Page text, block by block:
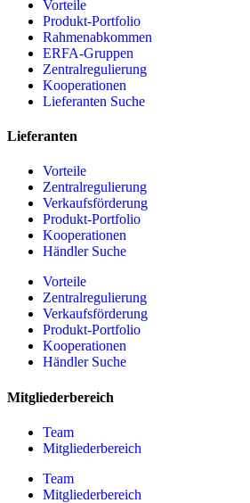
Vorteile
Produkt-Portfolio
Rahmenabkommen
ERFA-Gruppen
Zentralregulierung
Kooperationen
Lieferanten Suche
Lieferanten
Vorteile
Zentralregulierung
Verkaufsförderung
Produkt-Portfolio
Kooperationen
Händler Suche
Vorteile
Zentralregulierung
Verkaufsförderung
Produkt-Portfolio
Kooperationen
Händler Suche
Mitgliederbereich
Team
Mitgliederbereich
Team
Mitgliederbereich